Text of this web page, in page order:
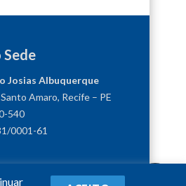
Sede
Josias Albuquerque
Amaro, Recife – PE
540
0001-61